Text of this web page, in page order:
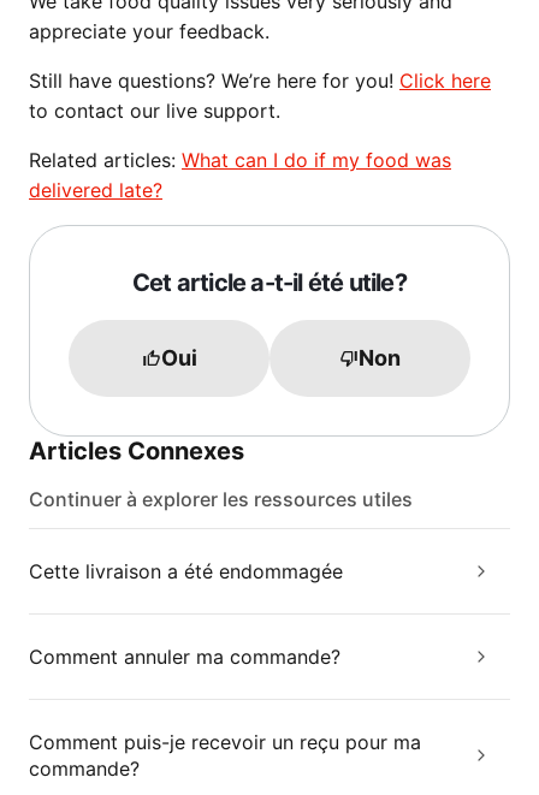
appreciate your feedback.
Still have questions? We’re here for you! Click here
to contact our live support.
Related articles: What can I do if my food was
delivered late?
Cet article a-t-il été utile?
Oui Non
Articles Connexes
Continuer à explorer les ressources utiles
Cette livraison a été endommagée
Comment annuler ma commande?
Comment puis-je recevoir un reçu pour ma
commande?